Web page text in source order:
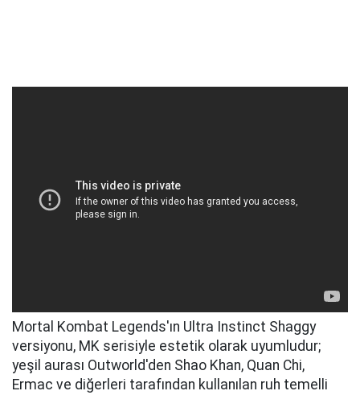
Mortal Kombat Legends'ın Ultra Instinct Shaggy
versiyonu, MK serisiyle estetik olarak uyumludur;
yeşil aurası Outworld'den Shao Khan, Quan Chi,
Ermac ve diğerleri tarafından kullanılan ruh temelli